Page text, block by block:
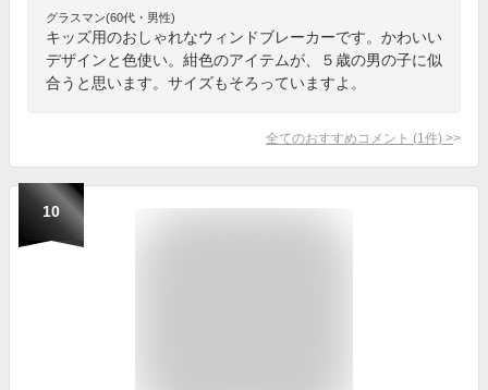
グラスマン(60代・男性)
キッズ用のおしゃれなウィンドブレーカーです。かわいい
デザインと色使い。紺色のアイテムが、５歳の男の子に似
合うと思います。サイズもそろっていますよ。
全てのおすすめコメント (1 件) >
10